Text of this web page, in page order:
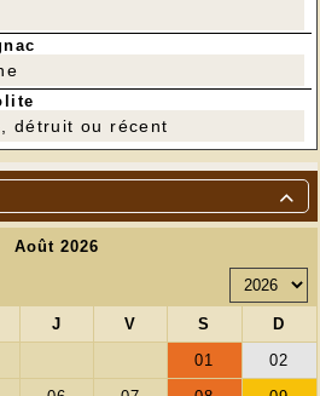

détruit ou récent